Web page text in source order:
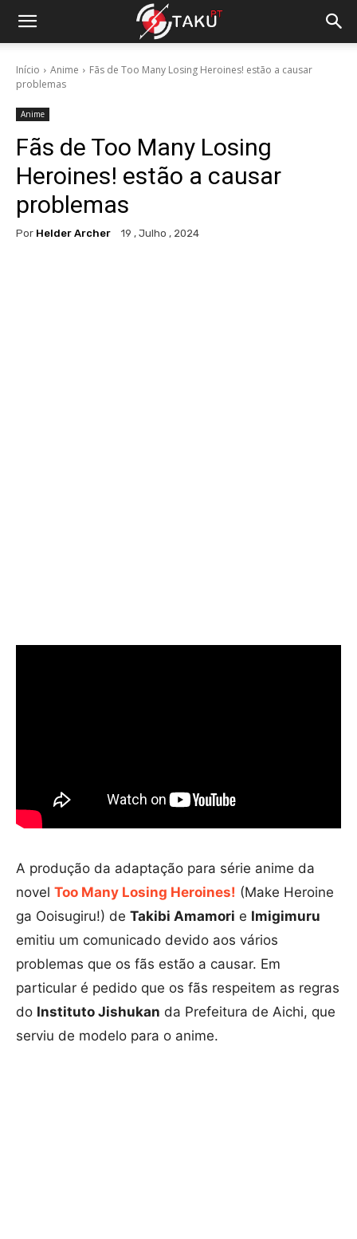
Início Anime
Fãs de Too Many Losing Heroines! estão a causar
problemas
Anime
Fãs de Too Many Losing
Heroines! estão a causar
problemas
Por Helder Archer 19 , Julho , 2024
A produção da adaptação para série anime da
novel Too Many Losing Heroines! (Make Heroine
ga Ooisugiru!) de Takibi Amamori e Imigimuru
emitiu um comunicado devido aos vários
problemas que os fãs estão a causar. Em
particular é pedido que os fãs respeitem as regras
do Instituto Jishukan da Prefeitura de Aichi, que
serviu de modelo para o anime.